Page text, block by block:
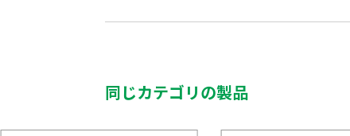
同じカテゴリの製品